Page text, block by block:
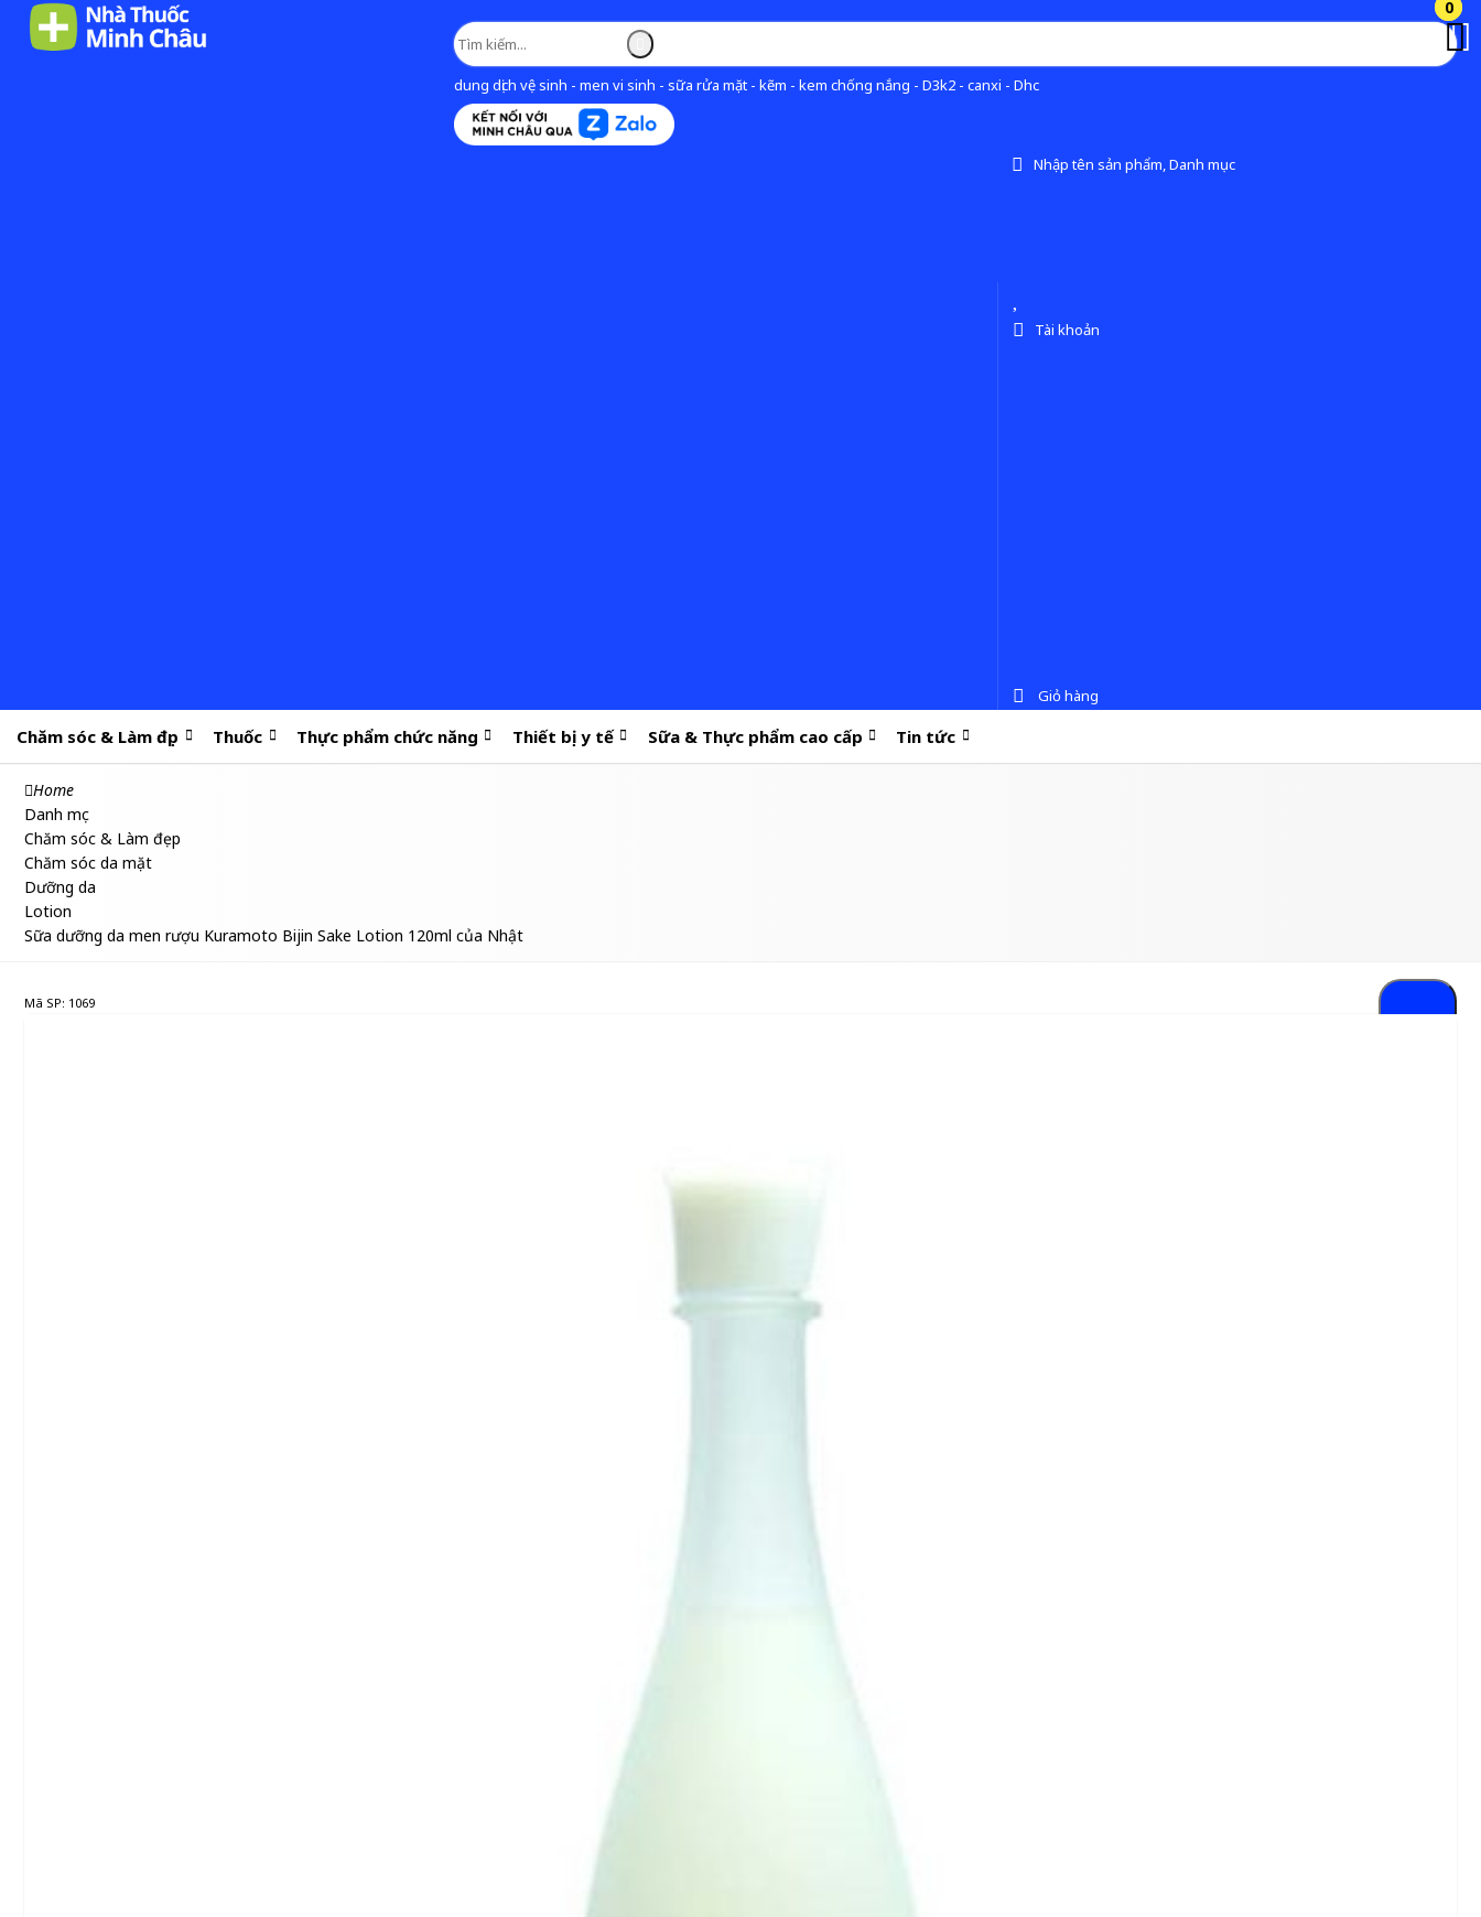
dung dịch vệ sinh - men vi sinh - sữa rửa mặt - kẽm - kem chống nắng - D3k2 - canxi - Dhc
Nhập tên sản phẩm, Danh mục
0
Tài khoản
0
Giỏ hàng
Chăm sóc & Làm đẹp Thuốc Thực phẩm chức năng Thiết bị y tế Sữa & Thực phẩm cao cấp Tin tức
Home
Danh mục
Chăm sóc & Làm đẹp
Chăm sóc da mặt
Dưỡng da
Lotion
Sữa dưỡng da men rượu Kuramoto Bijin Sake Lotion 120ml của Nhật
Mã SP: 1069